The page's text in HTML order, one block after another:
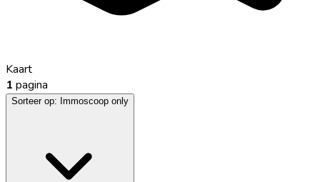
Kaart
1 pagina
Sorteer op: Immoscoop only